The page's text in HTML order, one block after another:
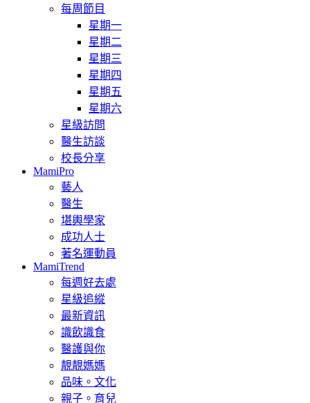
每周節目
星期一
星期二
星期三
星期四
星期五
星期六
星級訪問
醫生訪談
校長分享
MamiPro
藝人
醫生
堪輿學家
成功人士
著名運動員
MamiTrend
每週好去處
星級追縱
最新資訊
識飲識食
醫護與你
靚靚媽媽
品味。文化
親子。育兒